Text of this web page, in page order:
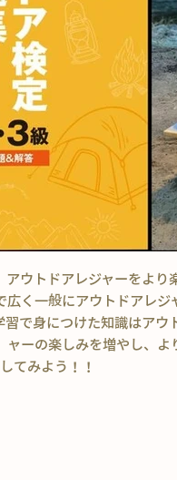
アウトドアレジャーをよ
広く一般にアウトドアレジ
で身につけた知識はアウ
ャーの楽しみを増やし、よ
てみよう！！